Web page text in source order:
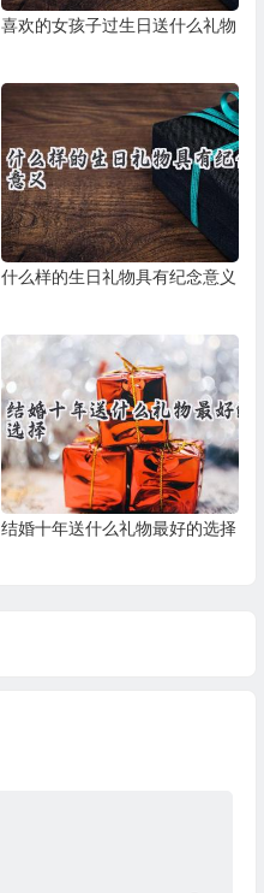
喜欢的女孩子过生日送什么礼物
什么样的生日礼物具有纪念意义
结婚十年送什么礼物最好的选择